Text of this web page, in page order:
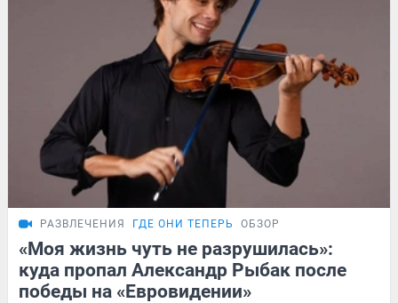
РАЗВЛЕЧЕНИЯ ГДЕ ОНИ ТЕПЕРЬ ОБЗОР
«Моя жизнь чуть не разрушилась»:
куда пропал Александр Рыбак после
победы на «Евровидении»